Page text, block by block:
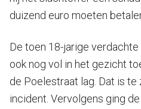
duizend euro moeten
De toen 18-jarige
ook nog vol in het gezicht
de Poelestraat lag. Dat is te
incident. Vervolgens ging